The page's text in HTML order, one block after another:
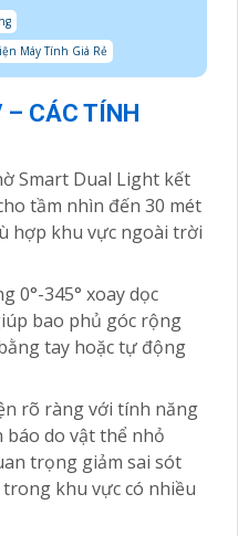
Máy Tính Giá Rẻ
CÁC TÍNH
Smart Dual Light kết
tầm nhìn đến 30 mét
hợp khu vực ngoài trời
0°-345° xoay dọc
bao phủ góc rộng
tay hoặc tự động
rõ ràng với tính năng
báo do vật thể nhỏ
trọng giảm sai sót
khu vực có nhiều